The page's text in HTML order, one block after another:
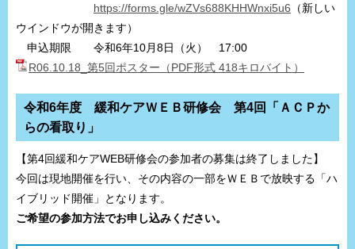
https://forms.gle/wZVs688KHHWnxi5u6 （新しい
ウインドウが開きます）
申込期限 令和6年10月8日（火） 17:00
R06.10.18_第5回ポスター（PDF形式 418キロバイト）
令和6年度 緩和ケアＷＥＢ研修会 第4回「ＡＣＰか
らの看取り」
【第4回緩和ケアWEB研修会の参加者の募集は終了しました】
今回は現地開催を行い、その内容の一部をＷＥＢで放映する「ハ
イブリッド開催」となります。
ご希望の参加方法でお申し込みください。